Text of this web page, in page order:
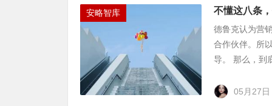
安略智库 不懂这八条
德鲁克认为营
合作伙伴。所
导。 那么，到
05月27日